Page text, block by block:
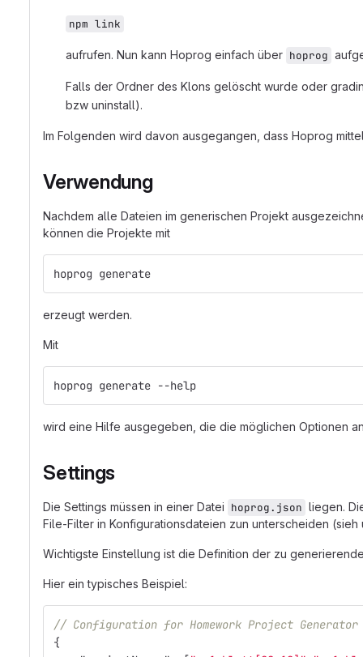
npm link
aufrufen. Nun kann Hoprog einfach über hoprog
Falls der Ordner des Klons gelöscht wurde oder
bzw uninstall).
Im Folgenden wird davon ausgegangen, dass Hoprog
Verwendung
Nachdem alle Dateien im generischen Projekt
können die Projekte mit
hoprog generate
erzeugt werden.
Mit
hoprog generate --help
wird eine Hilfe ausgegeben, die die möglichen Optionen
Settings
Die Settings müssen in einer Datei hoprog.json liegen.
File-Filter in Konfigurationsdateien zun unterscheiden (sieh
Wichtigste Einstellung ist die Definition der zu
Hier ein typisches Beispiel:
// Configuration for Homework Project Generator
{